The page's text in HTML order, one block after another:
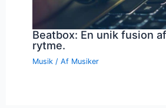
Beatbox: En unik fusion
rytme.
Musik / Af Musiker